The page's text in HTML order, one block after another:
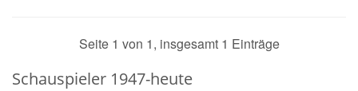
Seite 1 von 1, insgesamt 1 Einträge
Schauspieler 1947-heute